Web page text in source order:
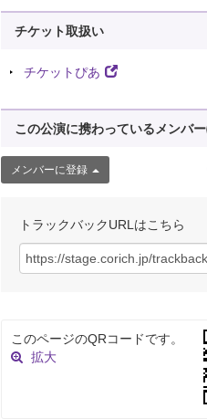
チケット取扱い
チケットぴあ
この公演に携わっているメンバー
メンバーに登録
トラックバックURLはこちら
このページのQRコードです。
拡大